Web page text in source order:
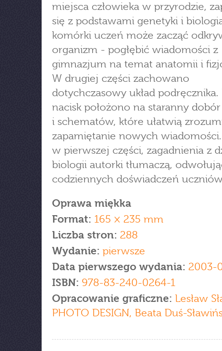
miejsca człowieka w przyrodzie,
się z podstawami genetyki i
komórki uczeń może zacząć
organizm - pogłębić wiadomości z
gimnazjum na temat anatomii i
W drugiej części zachowano
dotychczasowy układ podręcznika.
nacisk położono na staranny
i schematów, które ułatwią
zapamiętanie nowych
w pierwszej części, zagadnienia z
biologii autorki tłumaczą,
codziennych doświadczeń
Oprawa miękka
Format: 165 × 235 mm
Liczba stron: 288
Wydanie: pierwsze
Data pierwszego wydania: 2003-
ISBN: 978-83-240-0264-1
Opracowanie graficzne: Lesław
PHOTO DESIGN, Beata Duś-